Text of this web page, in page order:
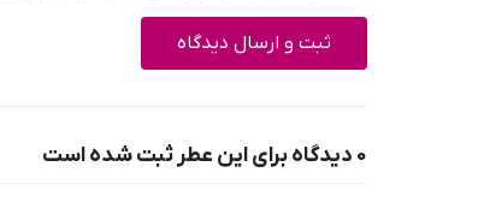
0 دیدگاه برای این عطر ثبت شده است